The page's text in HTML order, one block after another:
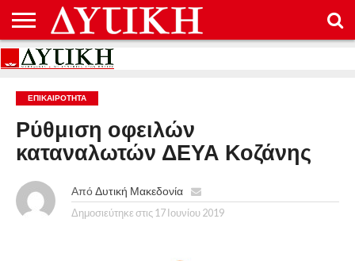
ΑΡΧΙΚΉ
ΕΠΙΚΟΙΝΩΝΊΑ
ΌΡΟΙ
ΠΡΟΣΤΑΣΊΑ
ΔΕΔΟΜΈΝΩΝ
ΕΠΙΚΑΙΡΟΤΗΤΑ
Ρύθμιση οφειλών
καταναλωτών ΔΕΥΑ Κοζάνης
Από Δυτική Μακεδονία
Δημοσιεύτηκε στις 17 Ιουνίου 2019